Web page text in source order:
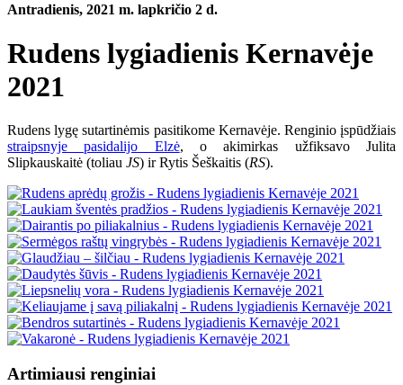
Antradienis, 2021 m. lapkričio 2 d.
Rudens lygiadienis Kernavėje
2021
Rudens lygę sutartinėmis pasitikome Kernavėje. Renginio įspūdžiais
straipsnyje pasidalijo Elzė, o akimirkas užfiksavo Julita
Slipkauskaitė (toliau JS) ir Rytis Šeškaitis (RS).
Artimiausi renginiai